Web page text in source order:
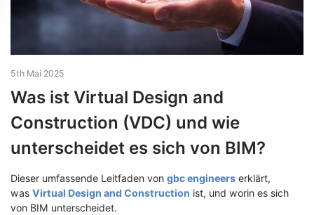
5th Mai 2025
Was ist Virtual Design and
Construction (VDC) und wie
unterscheidet es sich von BIM?
Dieser umfassende Leitfaden von gbc engineers erklärt,
was Virtual Design and Construction ist, und worin es sich
von BIM unterscheidet.